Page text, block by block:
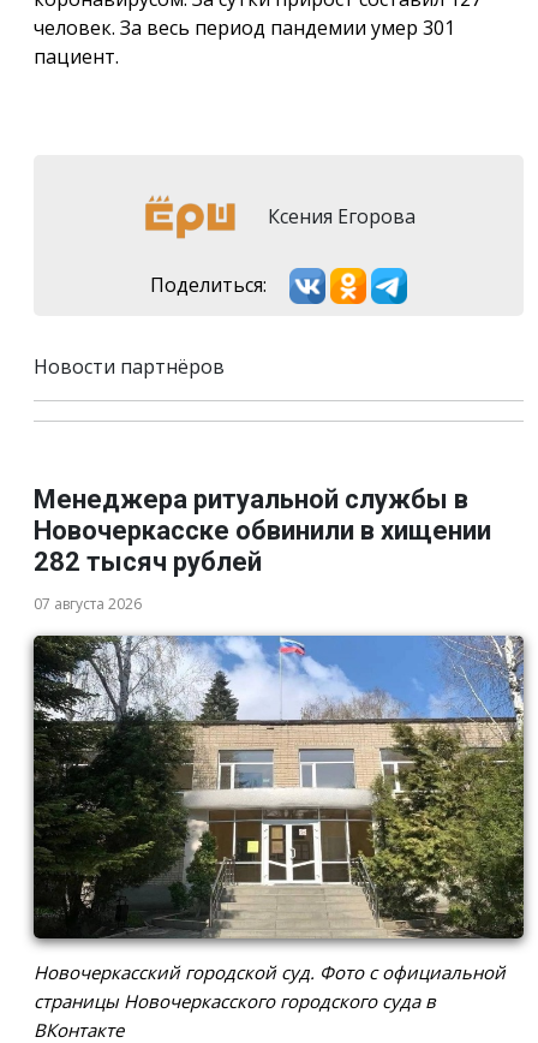
человек. За весь период пандемии умер 301
пациент.
Ксения Егорова
Поделиться:
Новости партнёров
Менеджера ритуальной службы в
Новочеркасске обвинили в хищении
282 тысяч рублей
07 августа 2026
Новочеркасский городской суд. Фото с официальной
страницы Новочеркасского городского суда в
ВКонтакте